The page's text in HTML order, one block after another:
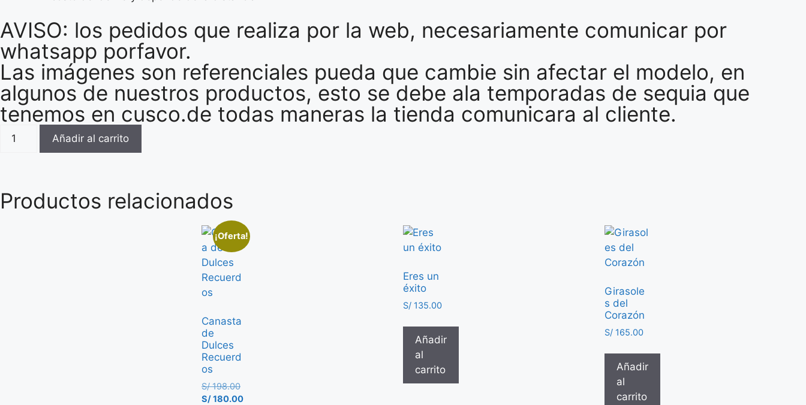
AVISO: los pedidos que realiza por la web, necesariamente comunicar por
whatsapp porfavor.
Las imágenes son referenciales pueda que cambie sin afectar el modelo, en
algunos de nuestros productos, esto se debe ala temporadas de sequia que
tenemos en cusco.de todas maneras la tienda comunicara al cliente.
Añadir al carrito
Productos relacionados
¡Oferta!
Canasta
de
Dulces
Recuerd
os
S/198.00
S/180.00
Eres un
éxito
S/ 135.00
Añadir
al
carrito
Girasole
s del
Corazón
S/ 165.00
Añadir
al
carrito